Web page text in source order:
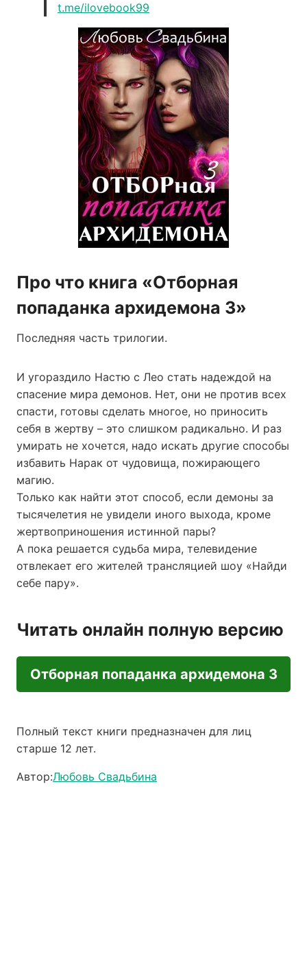
t.me/ilovebook99
Про что книга «Отборная
попаданка архидемона 3»
Последняя часть трилогии.
И угораздило Настю с Лео стать надеждой на
спасение мира демонов. Нет, они не против всех
спасти, готовы сделать многое, но приносить
себя в жертву – это слишком радикально. И раз
умирать не хочется, надо искать другие способы
избавить Нарак от чудовища, пожирающего
магию.
Только как найти этот способ, если демоны за
тысячелетия не увидели иного выхода, кроме
жертвоприношения истинной пары?
А пока решается судьба мира, телевидение
отвлекает его жителей трансляцией шоу «Найди
себе пару».
Читать онлайн полную версию
Отборная попаданка архидемона 3
Полный текст книги предназначен для лиц
старше 12 лет.
Автор:Любовь Свадьбина